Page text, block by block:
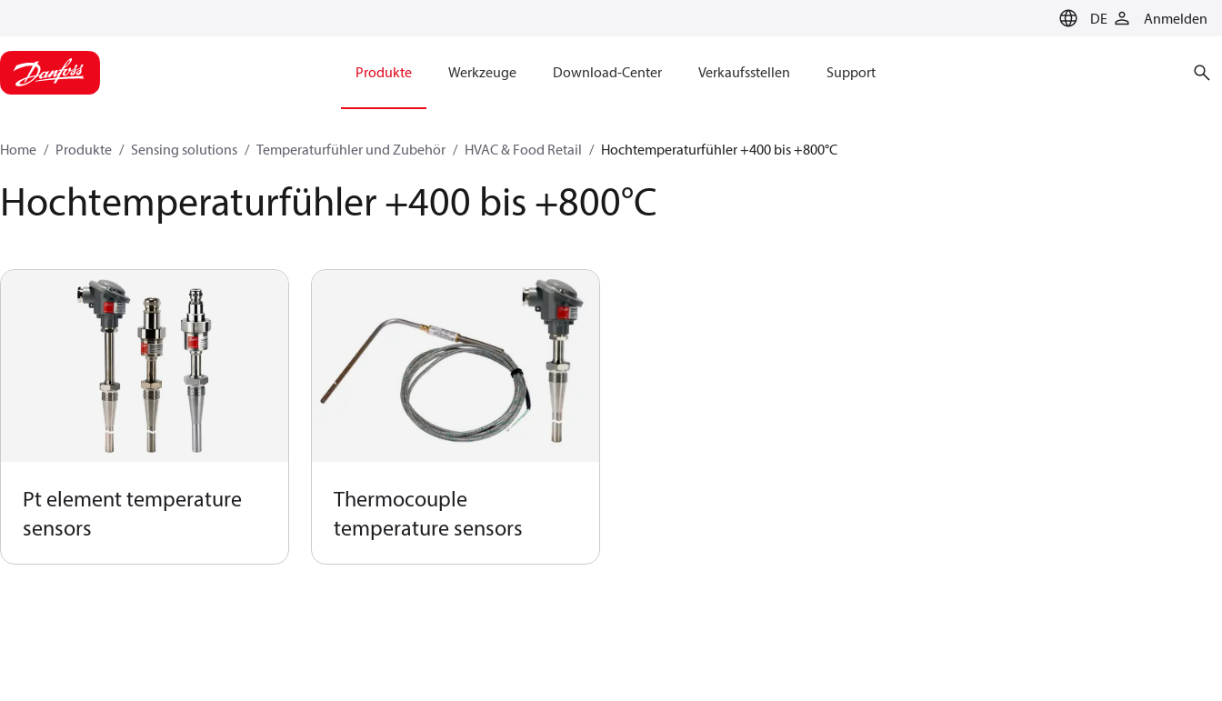
DE Anmelden
Produkte Werkzeuge Download-Center Verkaufsstellen Support
Home Produkte Sensing solutions Temperaturfühler und Zubehör HVAC & Food Retail Hochtemperaturfühler +400 bis +800°C
Hochtemperaturfühler +400 bis +800°C
Pt element temperature
sensors
Thermocouple
temperature sensors